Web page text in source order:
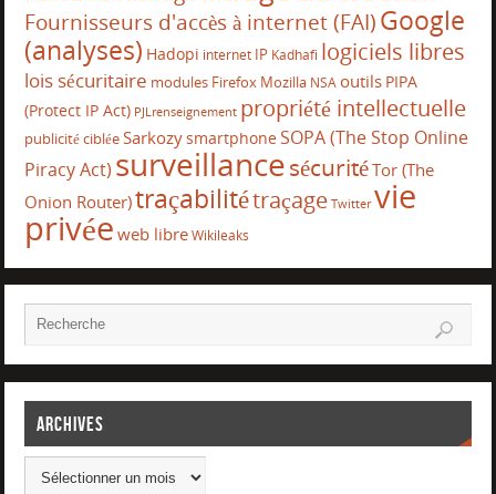
Fournisseurs d'accès à internet (FAI)Google
(analyses) Hadopi internet IP Kadhafi logiciels libres
lois sécuritaire modules Firefox Mozilla NSA outils PIPA
(Protect IP Act) PJLrenseignement propriété intellectuelle
publicité cibléeSarkozysmartphoneSOPA (The Stop Online
Piracy Act) surveillancesécuritéTor (The
Onion Router)traçabilitétraçage Twitter vie
privée web libreWikileaks
Archives